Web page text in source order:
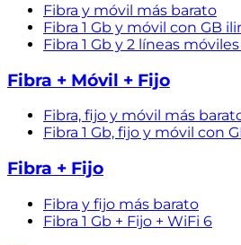
Fibra y móvil más barato
Fibra 1 Gb y móvil con GB
Fibra 1 Gb y 2 líneas
Fibra + Móvil + Fijo
Fibra, fijo y móvil más
Fibra 1 Gb, fijo y móvil con
Fibra + Fijo
Fibra y fijo más barato
Fibra 1 Gb + Fijo + WiFi 6